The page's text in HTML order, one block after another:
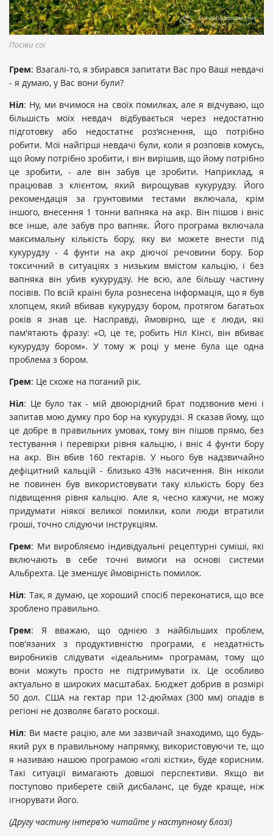
Посіви сої
Грем: Взагалі-то, я збирався запитати Вас про Ваші невдачі
- я думаю, у Вас вони були?
Ніл: Ну, ми вчимося на своїх помилках, але я відчуваю, що
більшість моїх невдач відбувається через недостатню
підготовку або недостатнє роз’яснення, що потрібно
робити. Мої найгірші невдачі були, коли я розповів комусь,
що йому потрібно зробити, і він вирішив, що йому потрібно
це зробити, - але він забув це зробити. Наприклад, я
працював з клієнтом, який вирощував кукурудзу. Його
рекомендація за грунтовими тестами включала, крім
іншого, внесення 1 тонни вапняка на акр. Він пішов і вніс
все інше, але забув про вапняк. Його програма включала
максимальну кількість бору, яку ви можете внести під
кукурудзу - 4 фунти на акр діючої речовини бору. Бор
токсичний в ситуаціях з низьким вмістом кальцію, і без
вапняка він убив кукурудзу. Не всю, але більшу частину
посівів. По всій країні була рознесена інформація, що я був
хлопцем, який вбивав кукурудзу бором, протягом багатьох
років я знав це. Насправді, ймовірно, ще є люди, які
пам'ятають фразу: «О, це те, робить Ніл Кінсі, він вбиває
кукурудзу бором». У тому ж році у мене була ще одна
проблема з бором.
Грем: Це схоже на поганий рік.
Ніл: Це було так - мій двоюрідний брат подзвонив мені і
запитав мою думку про бор на кукурудзі. Я сказав йому, що
це добре в правильних умовах, тому він пішов прямо, без
тестування і перевірки рівня кальцію, і вніс 4 фунти бору
на акр. Він вбив 160 гектарів. У нього був надзвичайно
дефіцитний кальцій - близько 43% насичення. Він ніколи
не повинен був використовувати таку кількість бору без
підвищення рівня кальцію. Але я, чесно кажучи, не можу
придумати ніякої великої помилки, коли люди втратили
гроші, точно слідуючи інструкціям.
Грем: Ми виробляємо індивідуальні рецептурні суміші, які
включають в себе точні вимоги на основі системи
Альбрехта. Це зменшує ймовірність помилок.
Ніл: Так, я думаю, це хороший спосіб переконатися, що все
зроблено правильно.
Грем: Я вважаю, що однією з найбільших проблем,
пов'язаних з продуктивністю програми, є нездатність
виробників слідувати «ідеальним» програмам, тому що
вони можуть просто не підтримувати їх. Це особливо
актуально в широких масштабах. Бюджет добрив в розмірі
50 дол. США на гектар при 12-дюймах (300 мм) опадів в
регіоні не дозволяє багато роскоші.
Ніл: Ви маєте рацію, але ми зазвичай знаходимо, що будь-
який рух в правильному напрямку, використовуючи те, що
я називаю нашою програмою «голі кістки», буде корисним.
Такі ситуації вимагають довшої перспективи. Якщо ви
поступово приберете свій дисбаланс, це буде краще, ніж
ігнорувати його.
(Другу частину інтерв’ю читайте у наступному блозі)